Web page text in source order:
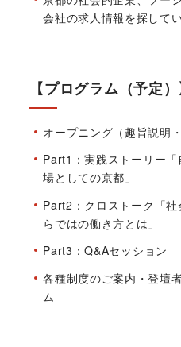
会社の求人情報を探して
【プログラム（予定）
オープニング（趣旨説明
Part1：実践ストーリー
場としての京都」
Part2：クロストーク「
らではの働き方とは」
Part3：Q&Aセッション
各種制度のご案内・登壇
ム